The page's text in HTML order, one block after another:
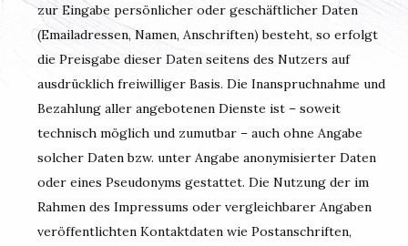
zur Eingabe persönlicher oder geschäftlicher Daten
(Emailadressen, Namen, Anschriften) besteht, so erfolgt
die Preisgabe dieser Daten seitens des Nutzers auf
ausdrücklich freiwilliger Basis. Die Inanspruchnahme und
Bezahlung aller angebotenen Dienste ist – soweit
technisch möglich und zumutbar – auch ohne Angabe
solcher Daten bzw. unter Angabe anonymisierter Daten
oder eines Pseudonyms gestattet. Die Nutzung der im
Rahmen des Impressums oder vergleichbarer Angaben
veröffentlichten Kontaktdaten wie Postanschriften,